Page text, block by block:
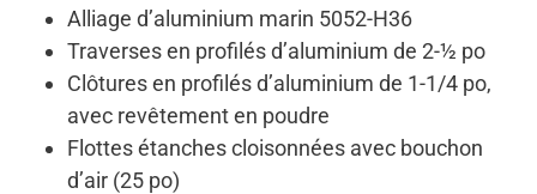
Alliage d’aluminium marin 5052-H36
Traverses en profilés d’aluminium de 2-½ po
Clôtures en profilés d’aluminium de 1-1/4 po,
avec revêtement en poudre
Flottes étanches cloisonnées avec bouchon
d’air (25 po)